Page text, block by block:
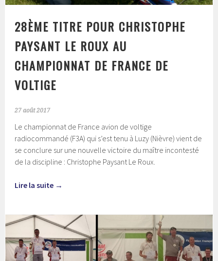
28ÈME TITRE POUR CHRISTOPHE
PAYSANT LE ROUX AU
CHAMPIONNAT DE FRANCE DE
VOLTIGE
27 août 2017
Le championnat de France avion de voltige
radiocommandé (F3A) qui s’est tenu à Luzy (Nièvre) vient de
se conclure sur une nouvelle victoire du maître incontesté
de la discipline : Christophe Paysant Le Roux.
Lire la suite →